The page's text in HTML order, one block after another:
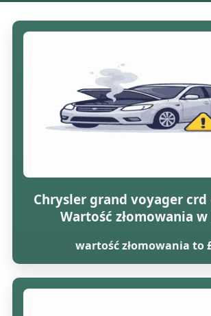
Chrysler grand voyager
Wartość złomowania
wartość złomowania to